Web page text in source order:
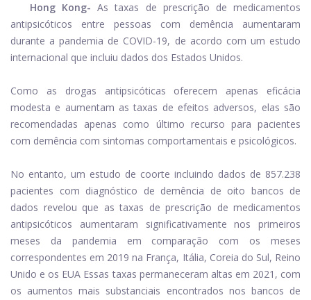
Hong Kong- As taxas de prescrição de medicamentos
antipsicóticos entre pessoas com demência aumentaram
durante a pandemia de COVID-19, de acordo com um estudo
internacional que incluiu dados dos Estados Unidos.
Como as drogas antipsicóticas oferecem apenas eficácia
modesta e aumentam as taxas de efeitos adversos, elas são
recomendadas apenas como último recurso para pacientes
com demência com sintomas comportamentais e psicológicos.
No entanto, um estudo de coorte incluindo dados de 857.238
pacientes com diagnóstico de demência de oito bancos de
dados revelou que as taxas de prescrição de medicamentos
antipsicóticos aumentaram significativamente nos primeiros
meses da pandemia em comparação com os meses
correspondentes em 2019 na França, Itália, Coreia do Sul, Reino
Unido e os EUA Essas taxas permaneceram altas em 2021, com
os aumentos mais substanciais encontrados nos bancos de